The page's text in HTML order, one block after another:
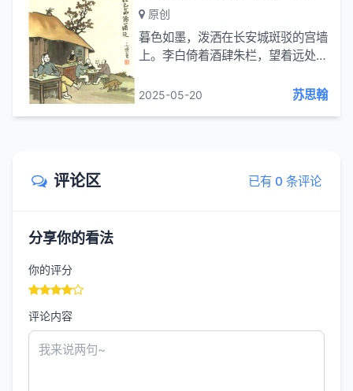
原创
暮色如墨，泼洒在长安城斑驳的宫墙
上。李白倚着酒肆朱栏，望着远处灯
在陈留城门下高呼 “高阳酒徒” 的身
2025-05-20 苏思翰
评论区 已有 0 条评论
分享你的看法
你的评分
评论内容